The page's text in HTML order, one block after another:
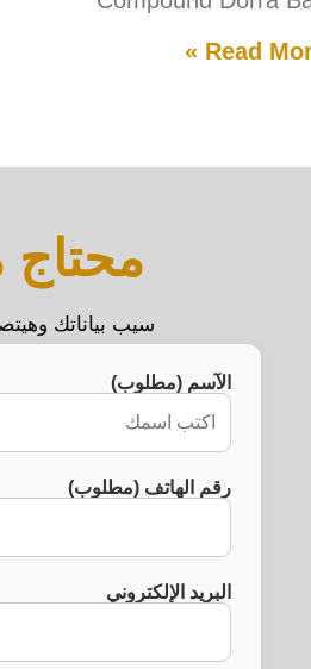
Read
محتاج
سيب بياناتك
الآسم (مطلوب)
رقم الهاتف (مطلوب)
البريد الإلكتروني